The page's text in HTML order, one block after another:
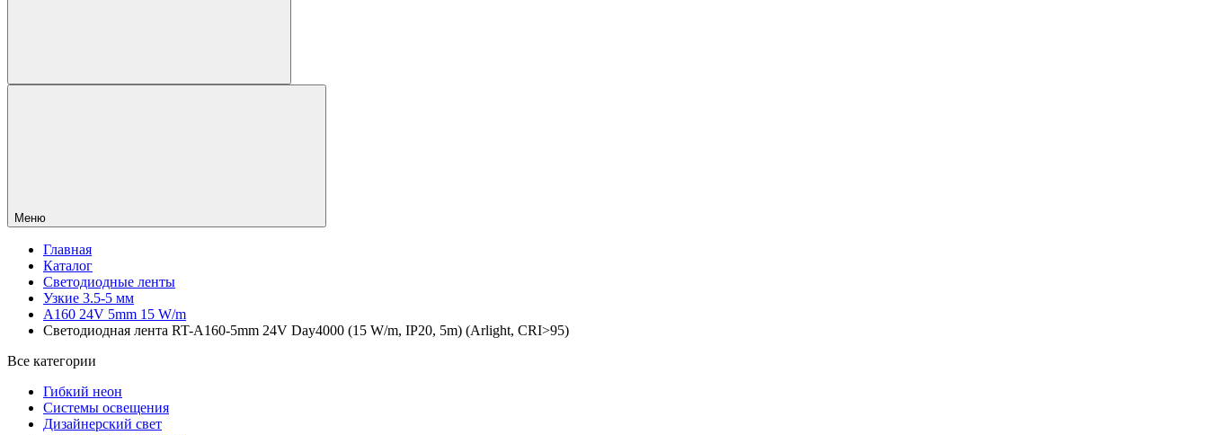
Меню
Главная
Каталог
Светодиодные ленты
Узкие 3.5-5 мм
A160 24V 5mm 15 W/m
Светодиодная лента RT-A160-5mm 24V Day4000 (15 W/m, IP20, 5m) (Arlight, CRI>95)
Все категории
Гибкий неон
Системы освещения
Дизайнерский свет